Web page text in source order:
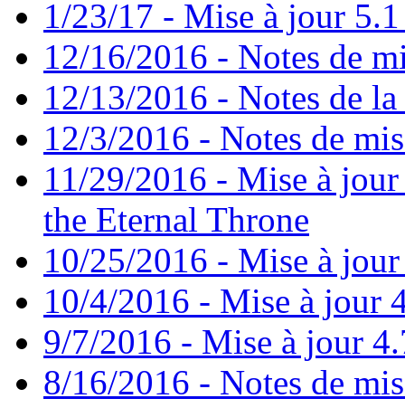
1/23/17 - Mise à jour
12/16/2016 - Notes de
12/13/2016 - Notes de
12/3/2016 - Notes de
11/29/2016 - Mise à
the Eternal Throne
10/25/2016 - Mise à
10/4/2016 - Mise à jour
9/7/2016 - Mise à jour
8/16/2016 - Notes de